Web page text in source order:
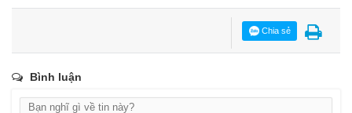
Chia sẻ
Bình luận